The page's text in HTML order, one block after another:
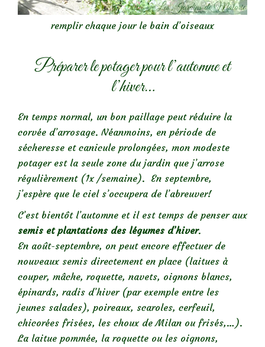
remplir chaque jour le bain d’oiseaux
Préparer le potager pour l’automne et
l’hiver…
En temps normal, un bon paillage peut réduire la
corvée d’arrosage. Néanmoins, en période de
sécheresse et canicule prolongées, mon modeste
potager est la seule zone du jardin que j’arrose
régulièrement (1x /semaine). En septembre,
j’espère que le ciel s’occupera de l’abreuver!
C’est bientôt l’automne et il est temps de penser aux
semis et plantations des légumes d’hiver.
En août-septembre, on peut encore effectuer de
nouveaux semis directement en place (laitues à
couper, mâche, roquette, navets, oignons blancs,
épinards, radis d’hiver (par exemple entre les
jeunes salades), poireaux, scaroles, cerfeuil,
chicorées frisées, les choux de Milan ou frisés,…).
La laitue pommée, la roquette ou les oignons,